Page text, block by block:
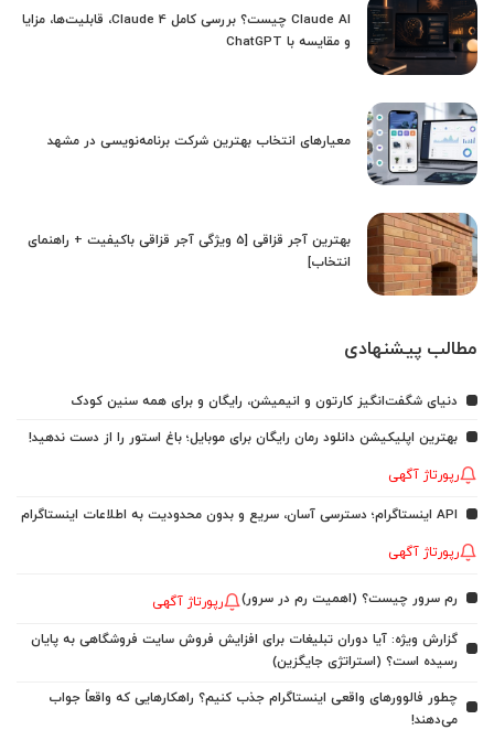
Claude AI چیست؟ بررسی کامل Claude 4، قابلیت‌ها، مزایا
و مقایسه با ChatGPT
معیارهای انتخاب بهترین شرکت برنامه‌نویسی در مشهد
بهترین آجر قزاقی [5 ویژگی آجر قزاقی باکیفیت + راهنمای
انتخاب]
مطالب پیشنهادی
دنیای شگفت‌انگیز کارتون و انیمیشن، رایگان و برای همه سنین کودک
بهترین اپلیکیشن دانلود رمان رایگان برای موبایل؛ باغ استور را از دست ندهید!
رپورتاژ آگهی
API اینستاگرام؛ دسترسی آسان، سریع و بدون محدودیت به اطلاعات اینستاگرام
رپورتاژ آگهی
رم سرور چیست؟ (اهمیت رم در سرور) رپورتاژ آگهی
گزارش ویژه: آیا دوران تبلیغات برای افزایش فروش سایت فروشگاهی به پایان
رسیده است؟ (استراتژی جایگزین)
چطور فالوورهای واقعی اینستاگرام جذب کنیم؟ راهکارهایی که واقعاً جواب
می‌دهند!